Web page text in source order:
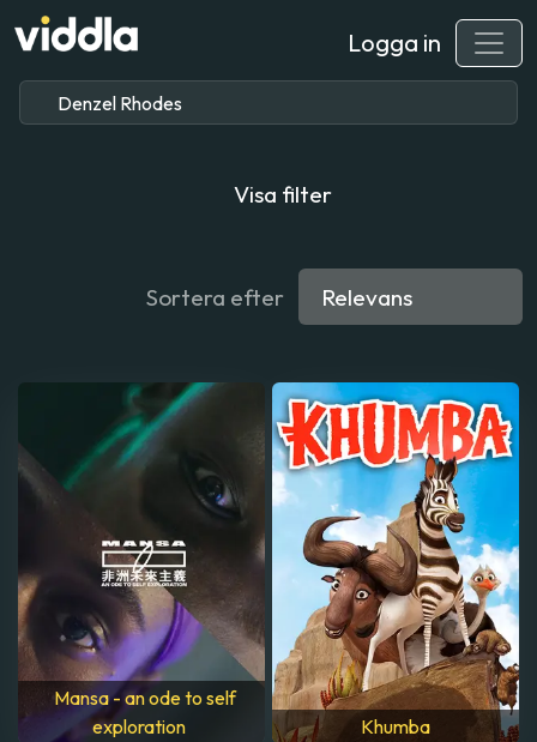
Logga in
Visa filter
Sortera efter
Mansa - an ode to self
exploration
Khumba